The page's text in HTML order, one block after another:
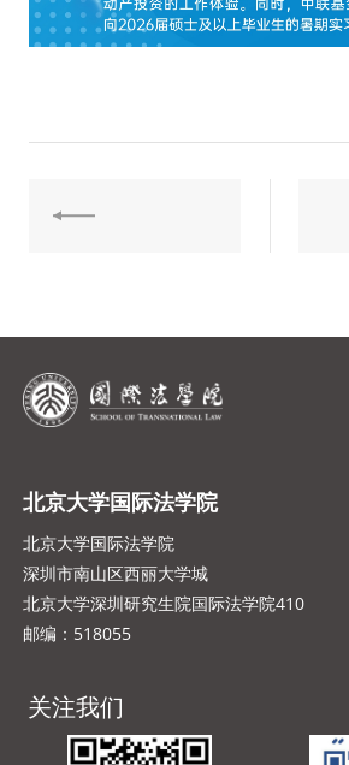
北京大学国际法学院
北京大学国际法学院
深圳市南山区西丽大学城
北京大学深圳研究生院国际法学院410
邮编：518055
关注我们